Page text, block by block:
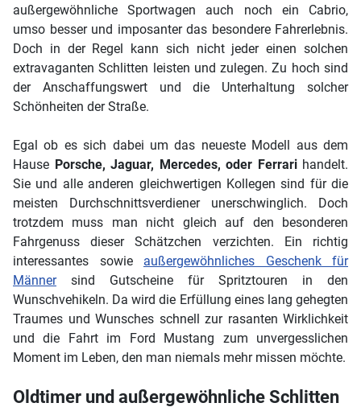
außergewöhnliche Sportwagen auch noch ein Cabrio,
umso besser und imposanter das besondere Fahrerlebnis.
Doch in der Regel kann sich nicht jeder einen solchen
extravaganten Schlitten leisten und zulegen. Zu hoch sind
der Anschaffungswert und die Unterhaltung solcher
Schönheiten der Straße.
Egal ob es sich dabei um das neueste Modell aus dem
Hause Porsche, Jaguar, Mercedes, oder Ferrarihandelt.
Sie und alle anderen gleichwertigen Kollegen sind für die
meisten Durchschnittsverdiener unerschwinglich. Doch
trotzdem muss man nicht gleich auf den besonderen
Fahrgenuss dieser Schätzchen verzichten. Ein richtig
interessantes sowie außergewöhnliches Geschenk für
Männersind Gutscheine für Spritztouren in den
Wunschvehikeln. Da wird die Erfüllung eines lang gehegten
Traumes und Wunsches schnell zur rasanten Wirklichkeit
und die Fahrt im Ford Mustang zum unvergesslichen
Moment im Leben, den man niemals mehr missen möchte.
Oldtimer und außergewöhnliche Schlitten